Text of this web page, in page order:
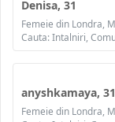
Denisa, 31
anyshkamaya, 31